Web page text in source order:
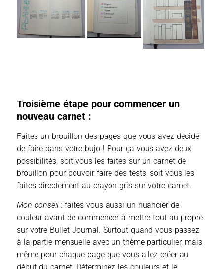
Troisième étape pour commencer un
nouveau carnet :
Faites un brouillon des pages que vous avez décidé
de faire dans votre bujo ! Pour ça vous avez deux
possibilités, soit vous les faites sur un carnet de
brouillon pour pouvoir faire des tests, soit vous les
faites directement au crayon gris sur votre carnet.
Mon conseil : faites vous aussi un nuancier de
couleur avant de commencer à mettre tout au propre
sur votre Bullet Journal. Surtout quand vous passez
à la partie mensuelle avec un thème particulier, mais
même pour chaque page que vous allez créer au
début du carnet. Déterminez les couleurs et le